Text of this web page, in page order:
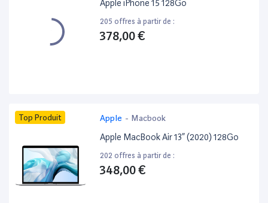
Apple iPhone 15 128Go
205 offres à partir de :
378,00 €
Top Produit Apple - Macbook
Apple MacBook Air 13” (2020) 128Go
202 offres à partir de :
348,00 €